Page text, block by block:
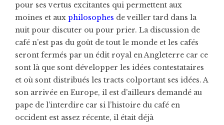
pour ses vertus excitantes qui permettent aux
moines et aux philosophes de veiller tard dans la
nuit pour discuter ou pour prier. La discussion de
café n’est pas du goût de tout le monde et les cafés
seront fermés par un édit royal en Angleterre car ce
sont là que sont développer les idées contestataires
et où sont distribués les tracts colportant ses idées. A
son arrivée en Europe, il est d’ailleurs demandé au
pape de l’interdire car si l’histoire du café en
occident est assez récente, il était déjà